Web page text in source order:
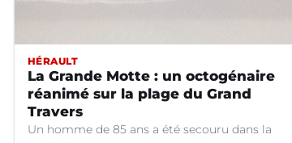
HÉRAULT
La Grande Motte : un octogénaire
réanimé sur la plage du Grand
Travers
Un homme de 85 ans a été secouru dans la